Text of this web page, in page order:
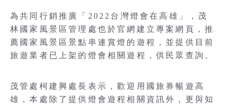
為共同行銷推廣「2022台灣燈會在高雄」，茂
林國家風景區管理處也於官網建立專案網頁，推
薦國家風景區景點串連賞燈的遊程，並提供目前
旅遊業者已上架的燈會相關遊程，供民眾查詢。
茂管處柯建興處長表示，歡迎用國旅券暢遊高
雄，本處除了提供燈會遊程相關資訊外，更與知